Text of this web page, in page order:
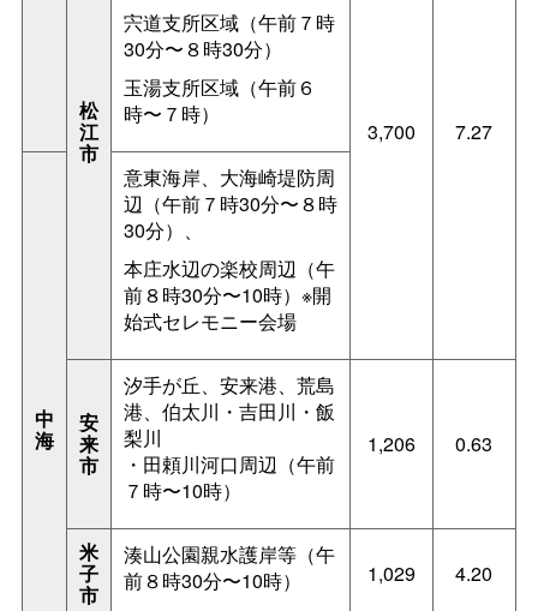
松
江
市
宍道支所区域（午前７時
30分〜８時30分）
玉湯支所区域（午前６
時〜７時）
3,700 7.27
中
海
意東海岸、大海崎堤防周
辺（午前７時30分〜８時
30分）、
本庄水辺の楽校周辺（午
前８時30分〜10時）※開
始式セレモニー会場
安
来
市
汐手が丘、安来港、荒島
港、伯太川・吉田川・飯
梨川
・田頼川河口周辺（午前
７時〜10時）
1,206 0.63
米
子
市
湊山公園親水護岸等（午
前８時30分〜10時）
1,029 4.20